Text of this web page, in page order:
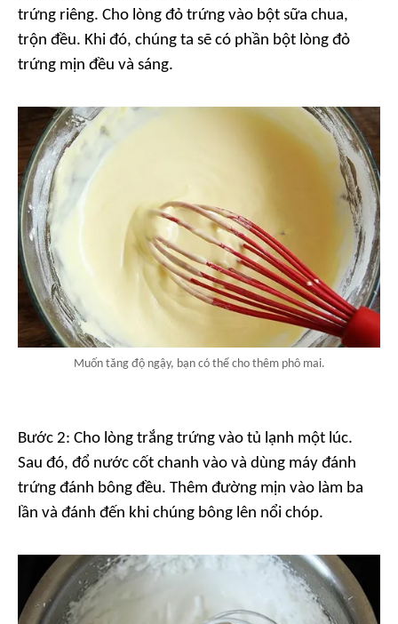
trứng riêng. Cho lòng đỏ trứng vào bột sữa chua,
trộn đều. Khi đó, chúng ta sẽ có phần bột lòng đỏ
trứng mịn đều và sáng.
Muốn tăng độ ngậy, bạn có thể cho thêm phô mai.
Bước 2: Cho lòng trắng trứng vào tủ lạnh một lúc.
Sau đó, đổ nước cốt chanh vào và dùng máy đánh
trứng đánh bông đều. Thêm đường mịn vào làm ba
lần và đánh đến khi chúng bông lên nổi chóp.